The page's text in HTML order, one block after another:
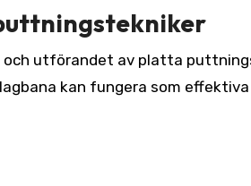
utförandet av platta
kan fungera som